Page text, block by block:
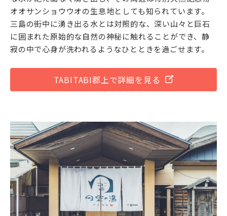
オオサンショウウオの生息地としても知られています。
三島の街中に湧き出る水とは対照的な、深い山々と巨石
に囲まれた原始的な自然の神秘に触れることができ、静
寂の中で心身が洗われるようなひとときを過ごせます。
TABITABI郡上で詳細を見る